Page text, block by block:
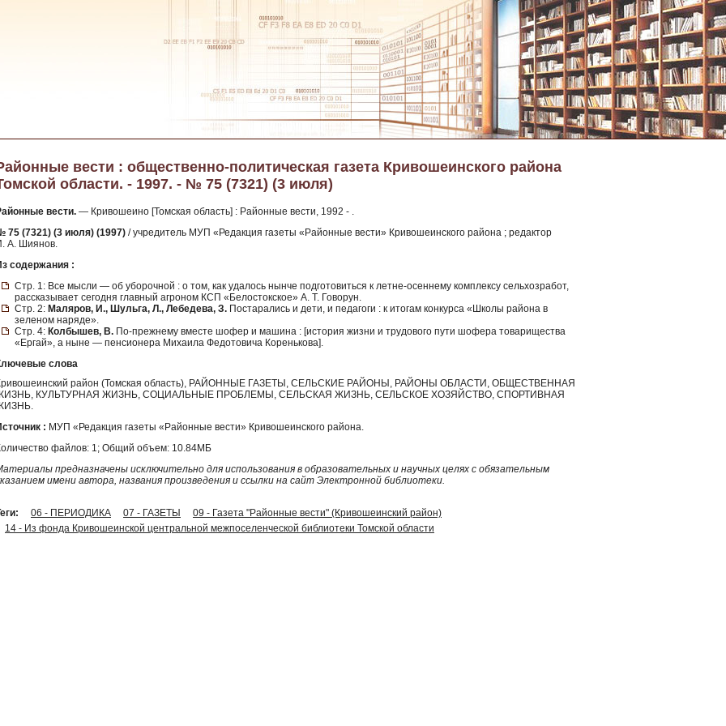
вести : общественно-политическая газета Кривошеинского района
области. - 1997. - № 75 (7321) (3 июля)
вести. — Кривошеино [Томская область] : Районные вести, 1992 - .
75 (7321) (3 июля) (1997) / учредитель МУП «Редакция газеты «Районные вести» Кривошеинского района ; редактор
А. Шиянов.
содержания :
Стр. 1: Все мысли — об уборочной : о том, как удалось нынче подготовиться к летне-осеннему комплексу сельхозработ,
рассказывает сегодня главный агроном КСП «Белостокское» А. Т. Говорун.
Стр. 2: Маляров, И., Шульга, Л., Лебедева, З. Постарались и дети, и педагоги : к итогам конкурса «Школы района в
зеленом наряде».
Стр. 4: Колбышев, В. По-прежнему вместе шофер и машина : [история жизни и трудового пути шофера товарищества
«Ергай», а ныне — пенсионера Михаила Федотовича Коренькова].
слова
район (Томская область), РАЙОННЫЕ ГАЗЕТЫ, СЕЛЬСКИЕ РАЙОНЫ, РАЙОНЫ ОБЛАСТИ, ОБЩЕСТВЕННАЯ
КУЛЬТУРНАЯ ЖИЗНЬ, СОЦИАЛЬНЫЕ ПРОБЛЕМЫ, СЕЛЬСКАЯ ЖИЗНЬ, СЕЛЬСКОЕ ХОЗЯЙСТВО, СПОРТИВНАЯ
: МУП «Редакция газеты «Районные вести» Кривошеинского района.
файлов: 1; Общий объем: 10.84МБ
предназначены исключительно для использования в образовательных и научных целях с обязательным
имени автора, названия произведения и ссылки на сайт Электронной библиотеки.
06 - ПЕРИОДИКА 07 - ГАЗЕТЫ
09 - Газета "Районные вести" (Кривошеинский район)
14 - Из фонда Кривошеинской центральной межпоселенческой библиотеки Томской области